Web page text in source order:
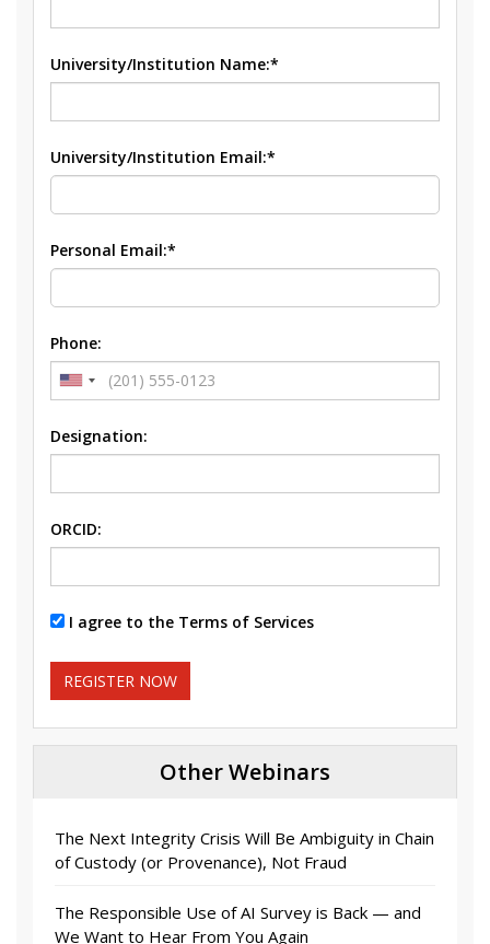
University/Institution Name:*
University/Institution Email:*
Personal Email:*
Phone:
Designation:
ORCID:
I agree to the Terms of Services
REGISTER NOW
Other Webinars
The Next Integrity Crisis Will Be Ambiguity in Chain
of Custody (or Provenance), Not Fraud
The Responsible Use of AI Survey is Back — and
We Want to Hear From You Again